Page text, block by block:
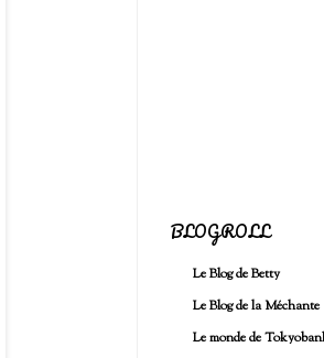
BLOGROLL
Le Blog de Betty
Le Blog de la Méchante
Le monde de